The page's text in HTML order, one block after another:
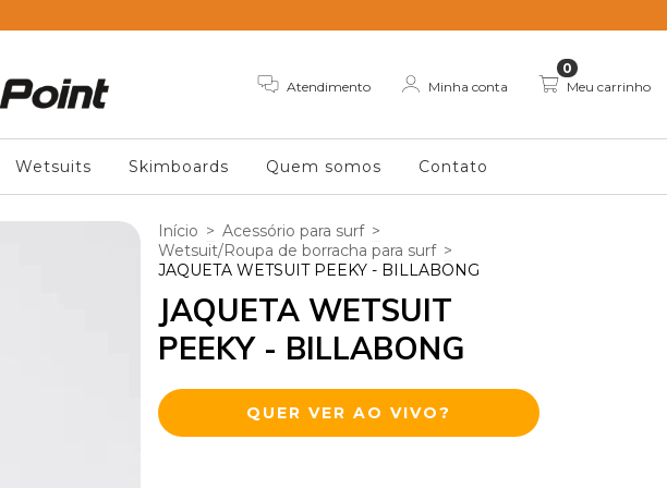
Atendimento Minha conta Meu carrinho
0
Wetsuits Skimboards Quem somos Contato
Início > Acessório para surf >
Wetsuit/Roupa de borracha para surf >
JAQUETA WETSUIT PEEKY - BILLABONG
JAQUETA WETSUIT
PEEKY - BILLABONG
QUER VER AO VIVO?